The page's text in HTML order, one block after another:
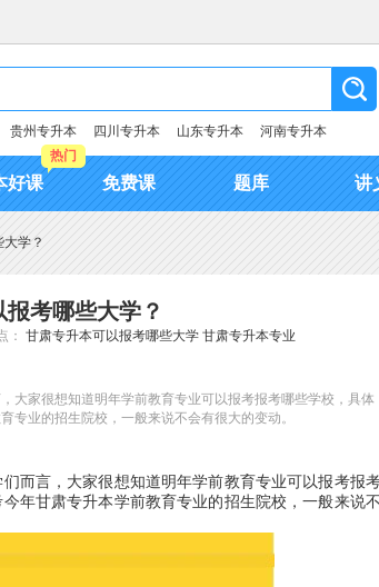
贵州专升本 四川专升本 山东专升本 河南专升本
好课
热门
免费课 题库 讲
学？
考哪些大学？
： 甘肃专升本可以报考哪些大学 甘肃专升本专业
大家很想知道明年学前教育专业可以报考报考哪些学校，具体
专业的招生院校，一般来说不会有很大的变动。
而言，大家很想知道明年学前教育专业可以报考报
年甘肃专升本学前教育专业的招生院校，一般来说